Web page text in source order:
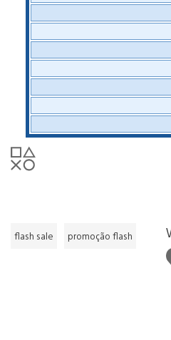
flash sale promoção flash